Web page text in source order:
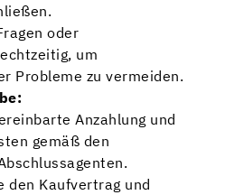
oder
um
Probleme zu vermeiden.
Anzahlung und
gemäß den
den Kaufvertrag und